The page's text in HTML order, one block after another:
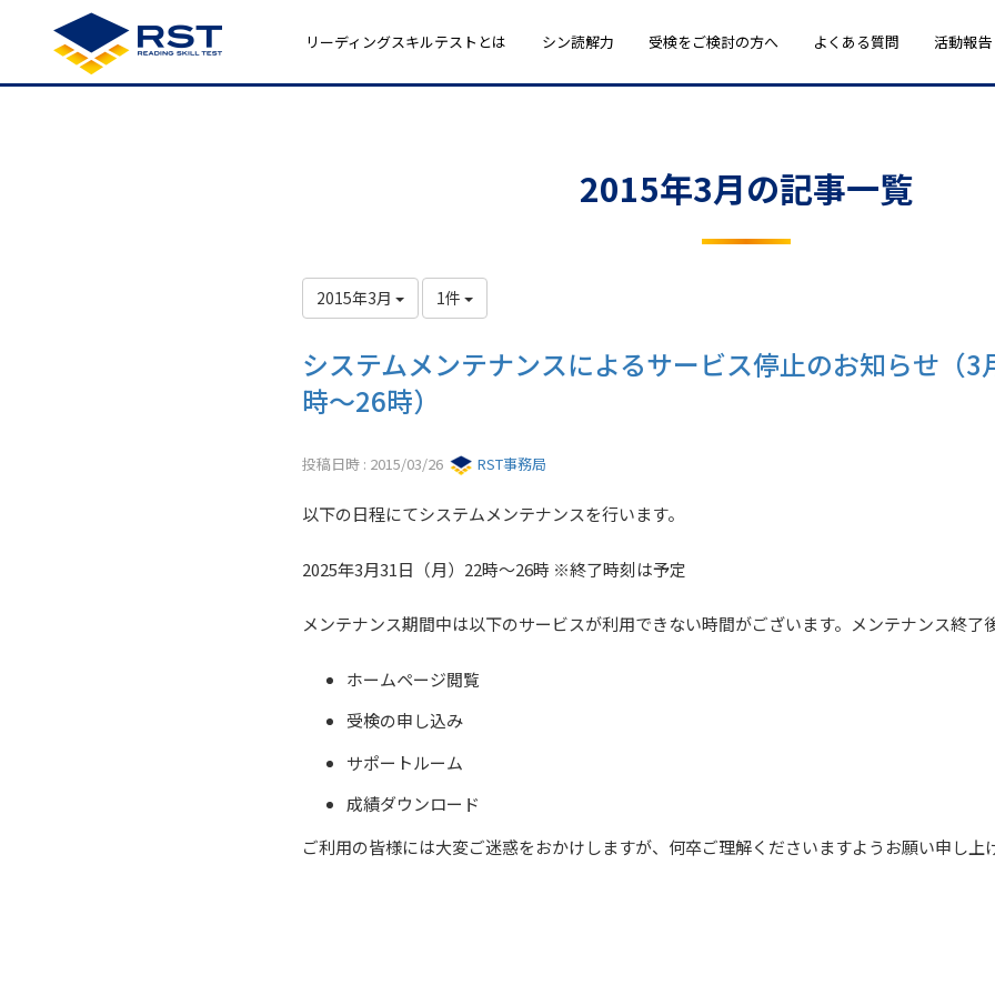
リーディングスキルテストとは シン読解力 受検をご検討の方へ よくある質問 活動報告
2015年3月の記事一覧
2015年3月 1件
システムメンテナンスによるサービス停止のお知らせ（3
時～26時）
投稿日時 : 2015/03/26 RST事務局
以下の日程にてシステムメンテナンスを行います。
2025年3月31日（月）22時～26時 ※終了時刻は予定
メンテナンス期間中は以下のサービスが利用できない時間がございます。メンテナンス終了
ホームページ閲覧
受検の申し込み
サポートルーム
成績ダウンロード
ご利用の皆様には大変ご迷惑をおかけしますが、何卒ご理解くださいますようお願い申し上